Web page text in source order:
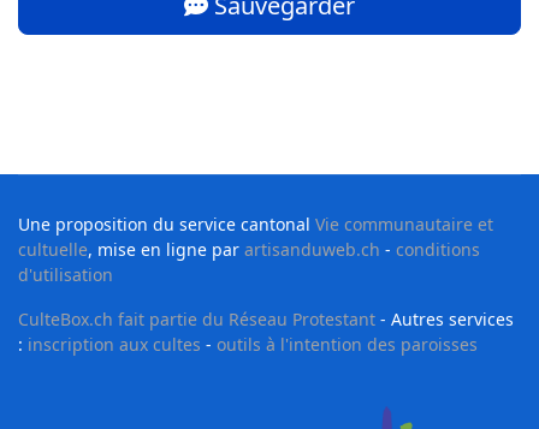
Une proposition du service cantonal Vie communautaire et
cultuelle, mise en ligne par artisanduweb.ch - conditions
d'utilisation
CulteBox.ch fait partie du Réseau Protestant - Autres services
: inscription aux cultes - outils à l'intention des paroisses